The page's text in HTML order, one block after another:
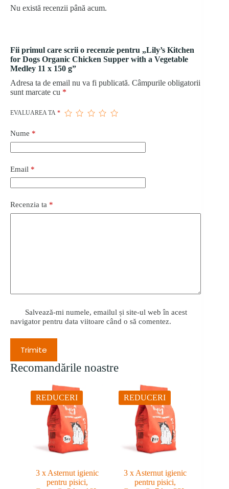
Nu există recenzii până acum.
Fii primul care scrii o recenzie pentru „Lily’s Kitchen
for Dogs Organic Chicken Supper with a Vegetable
Medley 11 x 150 g”
Adresa ta de email nu va fi publicată. Câmpurile obligatorii
sunt marcate cu *
EVALUAREA TA *
Nume *
Email *
Recenzia ta *
Salvează-mi numele, emailul și site-ul web în acest
navigator pentru data viitoare când o să comentez.
Trimite
Recomandările noastre
REDUCERI
3 x Asternut igienic
pentru pisici,
REDUCERI
3 x Asternut igienic
pentru pisici,